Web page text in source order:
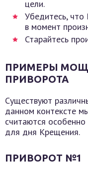
цели.
Убедитесь,
в момент
Старайтесь
ПРИМЕРЫ
ПРИВОРОТА
Существуют
данном контексте
считаются
для дня Крещения.
ПРИВОРОТ №1